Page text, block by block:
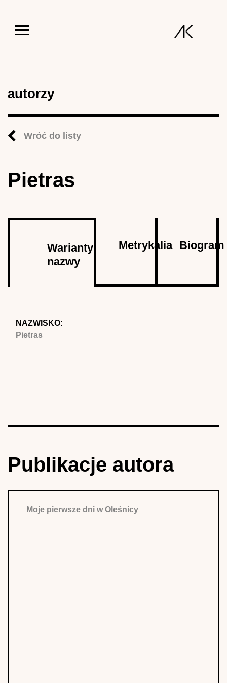
autorzy
Wróć do listy
Pietras
Warianty
nazwy
Metrykalia Biogram
NAZWISKO:
Pietras
Publikacje autora
Moje pierwsze dni w Oleśnicy